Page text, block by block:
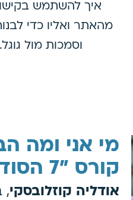
איך להשתמש
מהאתר ואליו כדי
וסמכות מול גוגל.
מי אני ומה
קורס "7 הסודות" ?
אודליה קוזלובסקי,